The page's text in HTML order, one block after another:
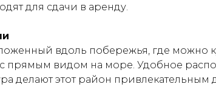
для сдачи в аренду.
вдоль побережья, где можно
прямым видом на море. Удобное
делают этот район привлекательным